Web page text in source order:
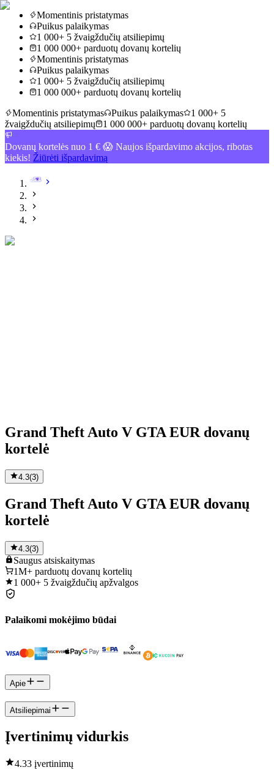
Momentinis pristatymas
Puikus palaikymas
1 000+ 5 žvaigždučių atsiliepimų
1 000 000+ parduotų dovanų kortelių
Momentinis pristatymas
Puikus palaikymas
1 000+ 5 žvaigždučių atsiliepimų
1 000 000+ parduotų dovanų kortelių
Momentinis pristatymas
Puikus palaikymas
1 000+ 5
žvaigždučių atsiliepimų
1 000 000+ parduotų dovanų kortelių
Dovanų kortelės nuo 1 € 😱 Naujos išpardavimo akcijos, ribotas
kiekis! Žiūrėti išpardavimą
Grand Theft Auto V GTA EUR dovanų
kortelė
4.3(3)
Grand Theft Auto V GTA EUR dovanų
kortelė
4.3(3)
Saugus atsiskaitymas
1M+ parduotų dovanų kortelių
1 000+ 5 žvaigždučių apžvalgos
Palaikomi mokėjimo būdai
Apie
Atsiliepimai
Įvertinimų vidurkis
4.33 įvertinimų